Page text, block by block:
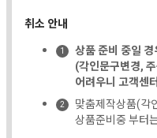
취소 안내
상품 준비 중일
(각인문구변경,
어려우니 고객센
맞춤제작상품(각
상품준비중 부터